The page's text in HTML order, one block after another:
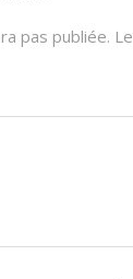
pas publiée.